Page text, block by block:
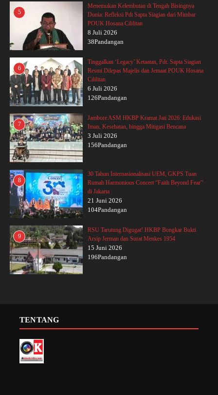
5
Menemukan Kelembutan di Tengah Bisingnya
Dunia: Refleksi Pdt Sapta Siagian dari Mimbar
POUK Hosana Cililitan
8 Juli 2026
38Pandangan
6
Tinggalkan ‘Legacy’ Ketaatan, Pdt. Sapta Siagian
Resmi Dilepas Majelis dan Jemaat POUK Hosana
Cililitan
6 Juli 2026
126Pandangan
7
Jambore ASM HKBP Kramat Jati 2026: Edukasi
Iman, Kesehatan, hingga Mitigasi Bencana
3 Juli 2026
156Pandangan
8
30 Tahun Internasionalisasi UEM, GKPS Tuan
Rumah Harmonious Concert “Faith Beyond Fear”
di Jakarta
21 Juni 2026
104Pandangan
9
RSU Tarutung Digugat! HKBP Bongkar Bukti
Arsip Jerman dan Surat Menkes 1954
15 Juni 2026
196Pandangan
TENTANG